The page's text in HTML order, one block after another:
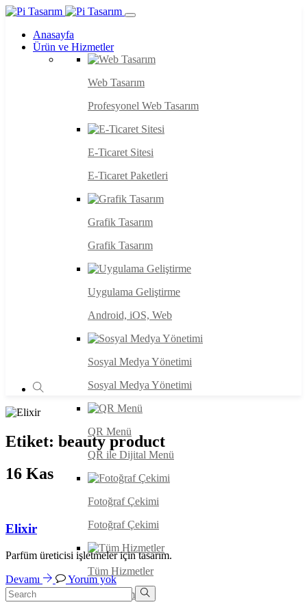
Anasayfa
Ürün ve Hizmetler
Web Tasarım
Profesyonel Web Tasarım
E-Ticaret Sitesi
E-Ticaret Paketleri
Grafik Tasarım
Grafik Tasarım
Uygulama Geliştirme
Android, iOS, Web
Sosyal Medya Yönetimi
Sosyal Medya Yönetimi
QR Menü
QR ile Dijital Menü
Fotoğraf Çekimi
Fotoğraf Çekimi
Tüm Hizmetler
Tüm Hizmetler
Etiket: beauty product
16 Kas
Elixir
Parfüm üreticisi işletmeler için tasarım.
Devamı Yorum yok